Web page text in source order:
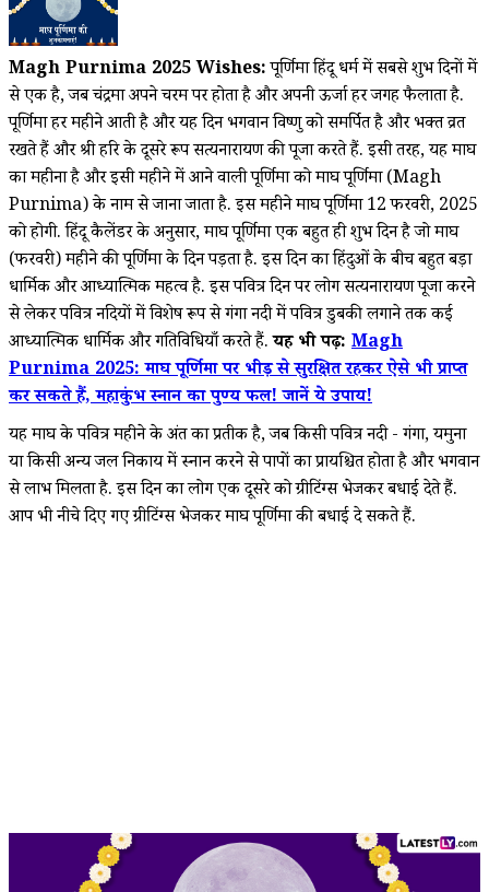
Magh Purnima 2025 Wishes:पूर्णिमा हिंदू धर्म में सबसे शुभ दिनों में
से एक है, जब चंद्रमा अपने चरम पर होता है और अपनी ऊर्जा हर जगह फैलाता है.
पूर्णिमा हर महीने आती है और यह दिन भगवान विष्णु को समर्पित है और भक्त व्रत
रखते हैं और श्री हरि के दूसरे रूप सत्यनारायण की पूजा करते हैं. इसी तरह, यह माघ
का महीना है और इसी महीने में आने वाली पूर्णिमा को माघ पूर्णिमा (Magh
Purnima) के नाम से जाना जाता है. इस महीने माघ पूर्णिमा 12 फरवरी, 2025
को होगी. हिंदू कैलेंडर के अनुसार, माघ पूर्णिमा एक बहुत ही शुभ दिन है जो माघ
(फरवरी) महीने की पूर्णिमा के दिन पड़ता है. इस दिन का हिंदुओं के बीच बहुत बड़ा
धार्मिक और आध्यात्मिक महत्व है. इस पवित्र दिन पर लोग सत्यनारायण पूजा करने
से लेकर पवित्र नदियों में विशेष रूप से गंगा नदी में पवित्र डुबकी लगाने तक कई
आध्यात्मिक धार्मिक और गतिविधियाँ करते हैं.यह भी पढ़ें: Magh
Purnima 2025: माघ पूर्णिमा पर भीड़ से सुरक्षित रहकर ऐसे भी प्राप्त
कर सकते हैं, महाकुंभ स्नान का पुण्य फल! जानें ये उपाय!
यह माघ के पवित्र महीने के अंत का प्रतीक है, जब किसी पवित्र नदी - गंगा, यमुना
या किसी अन्य जल निकाय में स्नान करने से पापों का प्रायश्चित होता है और भगवान
से लाभ मिलता है. इस दिन का लोग एक दूसरे को ग्रीटिंग्स भेजकर बधाई देते हैं.
आप भी नीचे दिए गए ग्रीटिंग्स भेजकर माघ पूर्णिमा की बधाई दे सकते हैं.